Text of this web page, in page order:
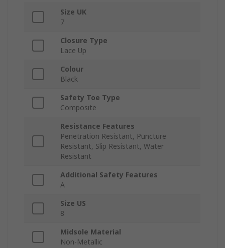
Size UK
7
Closure Type
Lace Up
Colour
Black
Safety Toe Type
Composite
Resistance Features
Penetration Resistant, Puncture
Resistant, Slip Resistant, Water
Resistant
Additional Safety Features
A
Size US
8
Midsole Material
Non-Metallic